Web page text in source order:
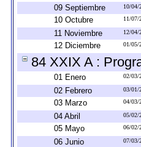
09 Septiembre 10/04/
10 Octubre 11/07/
11 Noviembre 12/04/
12 Diciembre 01/05/
84 XXIX A :
01 Enero 02/03/
02 Febrero 03/01/
03 Marzo 04/03/
04 Abril 05/02/
05 Mayo 06/02/
06 Junio 07/03/